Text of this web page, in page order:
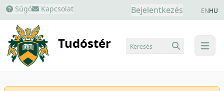
Súgó Kapcsolat Bejelentkezés ENHU
Tudóstér menu
Keresés